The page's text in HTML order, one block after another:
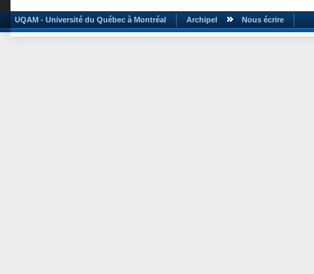
UQAM - Université du Québec à Montréal Archipel Nous écrire